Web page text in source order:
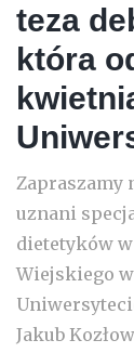
teza
która
Zapraszamy
uznani
dietetyków w
Wiejskiego
Jakub